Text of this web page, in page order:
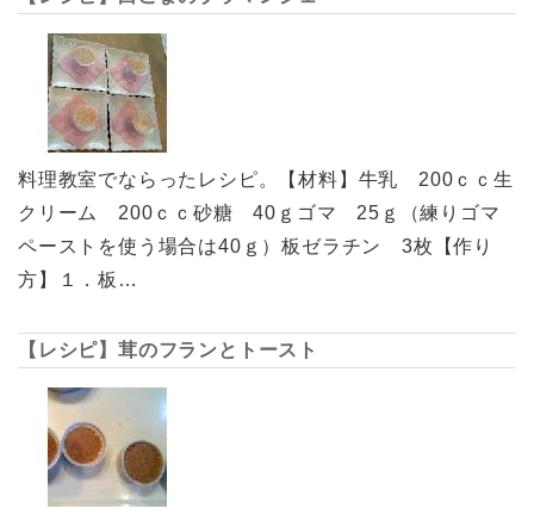
料理教室でならったレシピ。【材料】牛乳 200ｃｃ生
クリーム 200ｃｃ砂糖 40ｇゴマ 25ｇ（練りゴマ
ペーストを使う場合は40ｇ）板ゼラチン 3枚【作り
方】１．板…
【レシピ】茸のフランとトースト